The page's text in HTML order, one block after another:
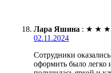
Лара Яшина : ★ ★ ★
02.11.2024
Сотрудники
оформить было легко